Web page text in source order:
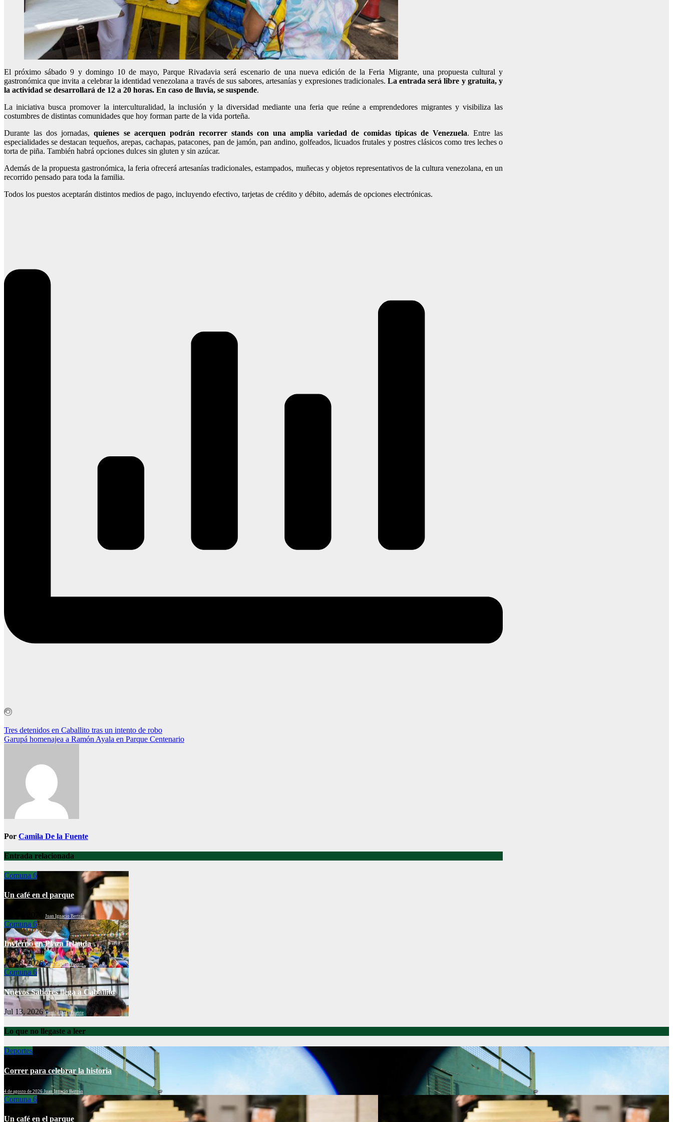
El próximo sábado 9 y domingo 10 de mayo, Parque Rivadavia será escenario de una nueva edición de la Feria Migrante, una propuesta cultural y
gastronómica que invita a celebrar la identidad venezolana a través de sus sabores, artesanías y expresiones tradicionales. La entrada será libre y gratuita, y
la actividad se desarrollará de 12 a 20 horas. En caso de lluvia, se suspende.
La iniciativa busca promover la interculturalidad, la inclusión y la diversidad mediante una feria que reúne a emprendedores migrantes y visibiliza las
costumbres de distintas comunidades que hoy forman parte de la vida porteña.
Durante las dos jornadas,quienes se acerquen podrán recorrer stands con una amplia variedad de comidas típicas de Venezuela. Entre las
especialidades se destacan tequeños, arepas, cachapas, patacones, pan de jamón, pan andino, golfeados, licuados frutales y postres clásicos como tres leches o
torta de piña. También habrá opciones dulces sin gluten y sin azúcar.
Además de la propuesta gastronómica, la feria ofrecerá artesanías tradicionales, estampados, muñecas y objetos representativos de la cultura venezolana, en un
recorrido pensado para toda la familia.
Todos los puestos aceptarán distintos medios de pago, incluyendo efectivo, tarjetas de crédito y débito, además de opciones electrónicas.
Navegación
de
Tres detenidos en Caballito tras un intento de robo
Garupá homenajea a Ramón Ayala en Parque Centenario
Por Camila De la Fuente
Entrada relacionada
Comuna 6
Un café en el parque
Juan Ignacio Bertrán
Comuna 6
Invierno en Plaza Irlanda
Jul 28, 2026Camila De la Fuente
Comuna 6
Nuevos Sabores llega a Caballito
Jul 13, 2026Camila De la Fuente
Lo que no llegaste a leer
Deportes
Correr para celebrar la historia
4 de agosto de 2026 Juan Ignacio Bertrán
Comuna 6
Un café en el parque